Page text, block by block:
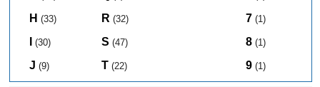
H (33)
(30)
J (9)
R (32)
S (47)
T (22)
7 (1)
8 (1)
9 (1)